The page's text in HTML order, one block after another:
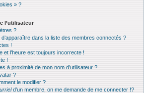
» ?
l’utilisateur
?
dans la liste des membres connectés ?
!
et l’heure est toujours incorrecte !
!
à proximité de mon nom d’utilisateur ?
?
le modifier ?
d’un membre, on me demande de me connecter !?